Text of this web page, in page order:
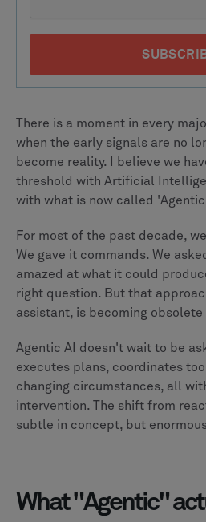
There is a moment in every
when the early signals are no
become reality. I believe we
threshold with Artificial
with what is now called 'Agentic
For most of the past decade,
We gave it commands. We
amazed at what it could
right question. But that
assistant, is becoming
Agentic AI doesn't wait to be
executes plans, coordinates
changing circumstances, all
intervention. The shift from
subtle in concept, but
What "Agentic"